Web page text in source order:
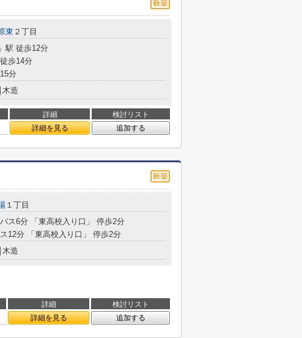
東 ２丁目
」駅 徒歩12分
歩14分
分
木造
詳細
検討リスト
詳細を見る 追加する
１丁目
バス6分 「東高校入り口」 停歩2分
12分 「東高校入り口」 停歩2分
木造
詳細
検討リスト
詳細を見る 追加する